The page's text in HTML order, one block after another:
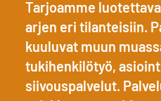
Tarjoamme
arjen eri tilanteisiin.
kuuluvat muun
tukihenkilötyö,
siivouspalvelut.